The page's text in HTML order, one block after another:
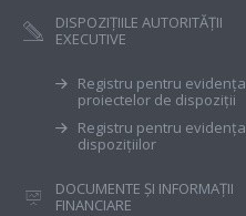
DISPOZIȚIILE AUTORITĂȚII
EXECUTIVE
Registru pentru evidența
proiectelor de dispoziții
Registru pentru evidența
dispozițiilor
DOCUMENTE ȘI INFORMAȚII
FINANCIARE